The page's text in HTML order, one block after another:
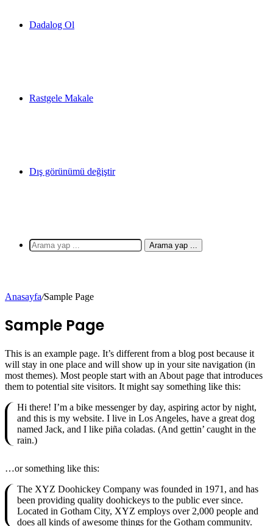
Dadalog Ol
Rastgele Makale
Dış görünümü değiştir
Arama yap ...
Anasayfa/Sample Page
Sample Page
This is an example page. It’s different from a blog post because it
will stay in one place and will show up in your site navigation (in
most themes). Most people start with an About page that introduces
them to potential site visitors. It might say something like this:
Hi there! I’m a bike messenger by day, aspiring actor by night,
and this is my website. I live in Los Angeles, have a great dog
named Jack, and I like piña coladas. (And gettin’ caught in the
rain.)
…or something like this:
The XYZ Doohickey Company was founded in 1971, and has
been providing quality doohickeys to the public ever since.
Located in Gotham City, XYZ employs over 2,000 people and
does all kinds of awesome things for the Gotham community.